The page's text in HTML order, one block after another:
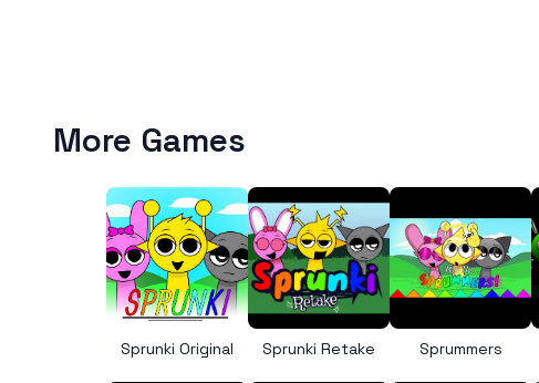
More Games
Sprunki Original Sprunki Retake Sprummers